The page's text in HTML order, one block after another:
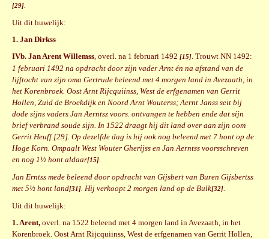
[29].
Uit dit huwelijk:
1. Jan Dirkss
IVb. Jan Arent Willemss, overl. na 1 februari 1492 [15]. Trouwt NN 1492:
1 februari 1492 na opdracht door zijn vader Arnt én na afstand van de
lijftocht van zijn oma Gertrude beleend met 4 morgen land in Avezaath, in
het Korenbroek. Oost Arnt Rijcquiinss, West de erfgenamen van Gerrit
Hollen, Zuid de Broekdijk en Noord Arnt Wouterss; Aernt Janss seit bij
dode sijns vaders Jan Aerntsz voors. ontvangen te hebben ende dat sijn
brief verbrand soude sijn. In 1522 draagt hij dit land over aan zijn oom
Gerrit Heuff [29]. Op dezelfde dag is hij ook nog beleend met 7 hont op de
Hoge Korn. Ompaalt West Wouter Gherijss en Jan Aerntss voorsschreven
en nog 1½ hont aldaar[15].
Jan Erntss mede beleend door opdracht van Gijsbert van Buren Gijsbertss
met 5½ hont land[31]. Hij verkoopt 2 morgen land op de Bulk[32].
Uit dit huwelijk:
1. Arent, overl. na 1522 beleend met 4 morgen land in Avezaath, in het
Korenbroek. Oost Arnt Rijcquiinss, West de erfgenamen van Gerrit Hollen,